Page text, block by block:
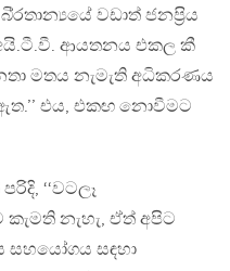
වඩාත් ජනප‍්‍රිය
ආයතනය එකල කී
මතය නැමැති අධිකරණය
එය, එකඟ නොවීමට
‘‘වටලෑ
නැහැ, ඒත් අපිට
සහයෝගය සඳහා